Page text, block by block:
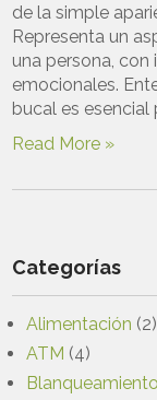
de la simple
Representa un
una persona,
emocionales.
bucal es esencial
Read More »
Categorías
Alimentación (2)
ATM (4)
Blanqueamiento